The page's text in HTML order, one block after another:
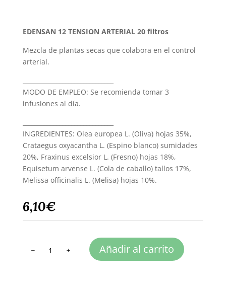
EDENSAN 12 TENSION ARTERIAL 20 filtros
Mezcla de plantas secas que colabora en el control
arterial.
MODO DE EMPLEO: Se recomienda tomar 3
infusiones al día.
INGREDIENTES: Olea europea L. (Oliva) hojas 35%,
Crataegus oxyacantha L. (Espino blanco) sumidades
20%, Fraxinus excelsior L. (Fresno) hojas 18%,
Equisetum arvense L. (Cola de caballo) tallos 17%,
Melissa officinalis L. (Melisa) hojas 10%.
6,10€
Añadir al carrito